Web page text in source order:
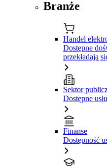
Branże
Handel
Dostępne
przekładają
Sektor
Dostępne
Finanse
Dostępność